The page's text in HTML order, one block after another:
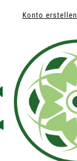
Konto erstellen